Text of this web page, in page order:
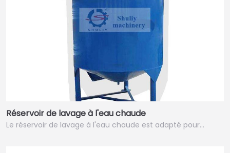
Réservoir de lavage à l'eau chaude
Le réservoir de lavage à l'eau chaude est adapté pour…